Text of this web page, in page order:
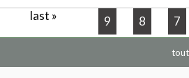
7
8
9
last »